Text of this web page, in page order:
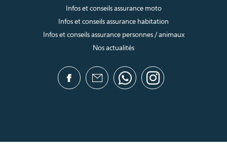
Infos et conseils assurance moto
Infos et conseils assurance habitation
Infos et conseils assurance personnes / animaux
Nos actualités